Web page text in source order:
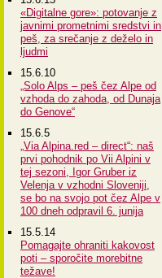
«Digitalne gore»: potovanje z
javnimi prometnimi sredstvi in
peš, za srečanje z deželo in
ljudmi
15.6.10
„Solo Alps – peš čez Alpe od
vzhoda do zahoda, od Dunaja
do Genove“
15.6.5
„Via Alpina.red – direct“: naš
prvi pohodnik po Vii Alpini v
tej sezoni, Igor Gruber iz
Velenja v vzhodni Sloveniji,
se bo na svojo pot čez Alpe v
100 dneh odpravil 6. junija
15.5.14
Pomagajte ohraniti kakovost
poti – sporočite morebitne
težave!